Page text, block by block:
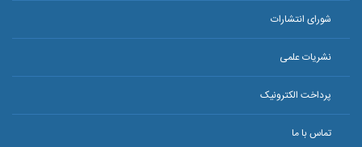
شورای انتشارات
نشریات علمی
پرداخت الکترونیک
تماس با ما